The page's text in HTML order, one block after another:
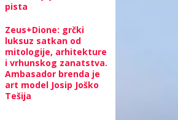
pista
Zeus+Dione: grčki
luksuz satkan od
mitologije, arhitekture
i vrhunskog zanatstva.
Ambasador brenda je
art model Josip Joško
Tešija